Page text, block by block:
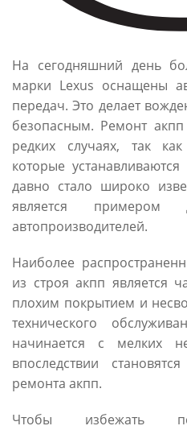
На сегодняшний день
марки Lexus оснащены
передач. Это делает
безопасным. Ремонт
редких случаях, так
которые
давно стало широко
является примером
автопроизводителей.
Наиболее
из строя акпп является
плохим покрытием и
технического
начинается с мелких
впоследствии
ремонта акпп.
Чтобы избежать